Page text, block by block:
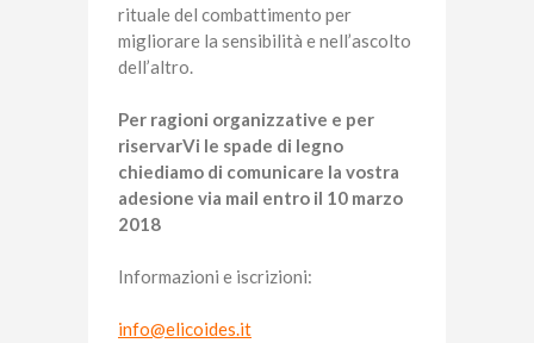
rituale del combattimento per
migliorare la sensibilità e nell’ascolto
dell’altro.
Per ragioni organizzative e per
riservarVi le spade di legno
chiediamo di comunicare la vostra
adesione via mail entro il 10 marzo
2018
Informazioni e iscrizioni:
info@elicoides.it